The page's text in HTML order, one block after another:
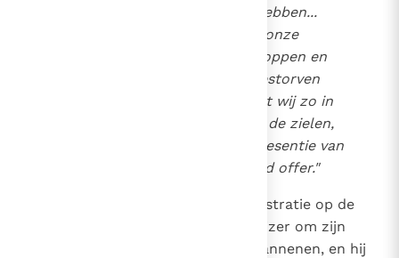
voor allen, die hulp nodig hebben...
Verder bidden wij ook voor onze
overleden vaders en bisschoppen en
voor allen, die onder ons gestorven
zijn. Wij geloven immers, dat wij zo in
hoge mate hulp bieden aan de zielen,
voor wie wij bidden in de presentie van
het heilig en ontzagwekkend offer."
De heilige leraar wist dan ter illustratie op de
krans, die men vlecht voor de keizer om zijn
gratie te verkrijgen voor de verbannenen, en hij